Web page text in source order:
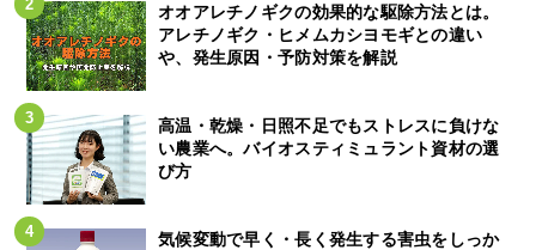
オオアレチノギクの効果的な駆除方法とは。
アレチノギク・ヒメムカシヨモギとの違い
や、発生原因・予防対策を解説
高温・乾燥・日照不足でもストレスに負けな
い農業へ。バイオスティミュラント資材の選
び方
気候変動で早く・長く発生する害虫をしっか